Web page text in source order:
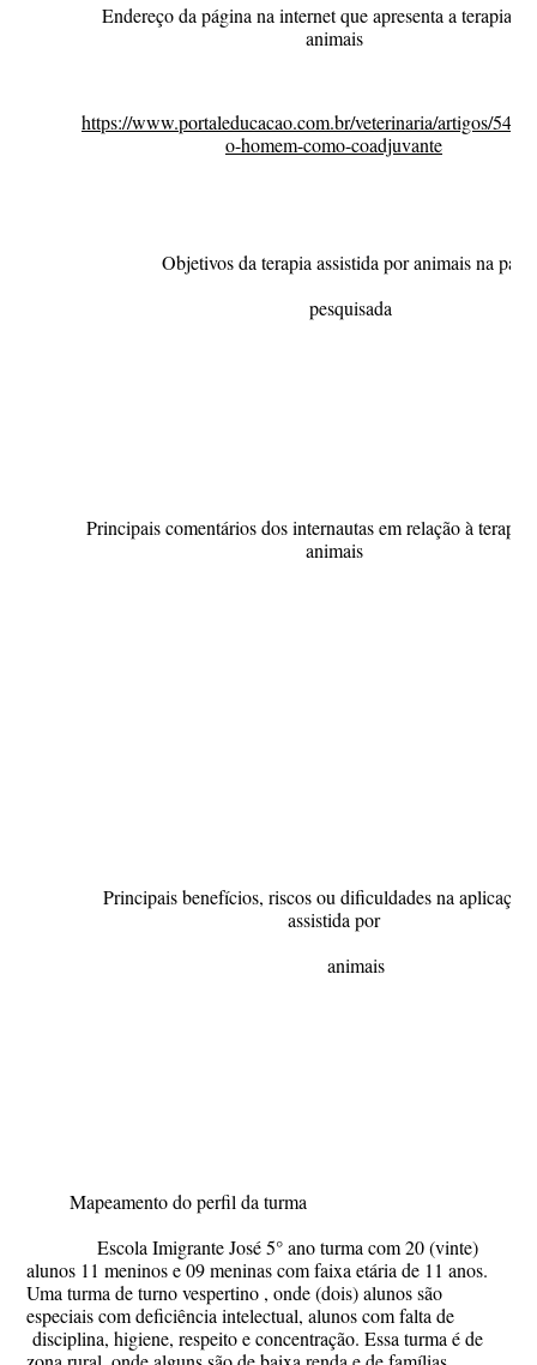
Endereço da página na internet que apresenta a terapia
animais
https://www.portaleducacao.com.br/veterinaria/artigos/
o-homem-como-coadjuvante
Objetivos da terapia assistida por animais na
pesquisada
Principais comentários dos internautas em relação à terapia
animais
Principais benefícios, riscos ou dificuldades na aplicação
assistida por
animais
Mapeamento do perfil da turma
Escola Imigrante José 5° ano turma com 20 (vinte)
alunos 11 meninos e 09 meninas com faixa etária de 11 anos.
Uma turma de turno vespertino , onde (dois) alunos são
especiais com deficiência intelectual, alunos com falta de
disciplina, higiene, respeito e concentração. Essa turma é de